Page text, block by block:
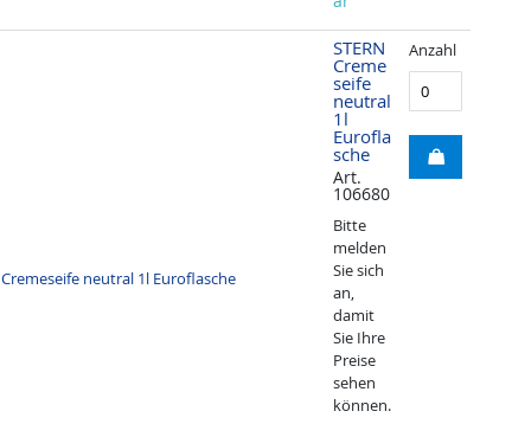
STERN
Creme
seife
neutral
1l
Eurofla
sche
Art.
106680
Bitte
melden
Sie sich
an,
damit
Sie Ihre
Preise
sehen
können.
Anzahl